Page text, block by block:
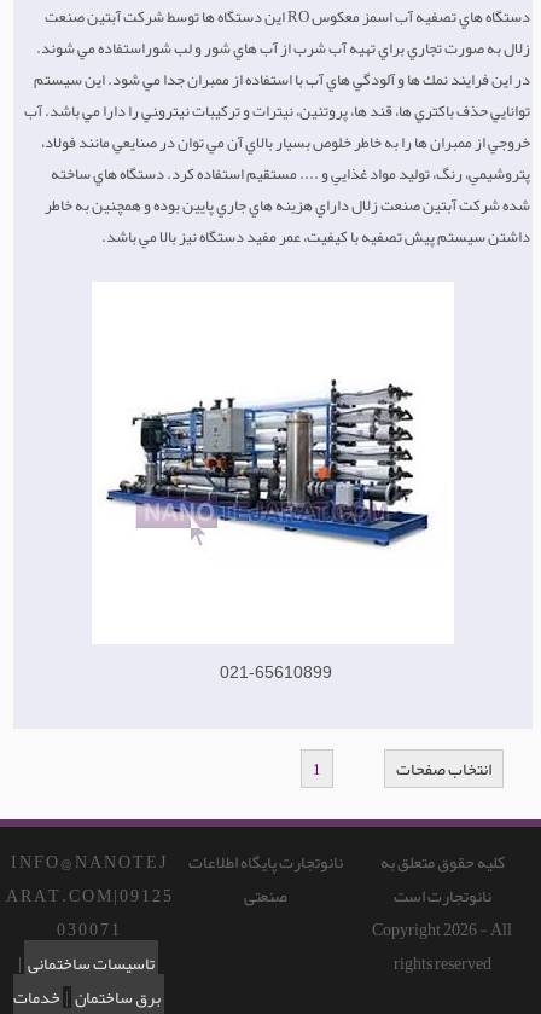
دستگاه هاي تصفيه آب اسمز معكوس RO اين دستگاه ها توسط شركت آبتین صنعت
زلال به صورت تجاري براي تهيه آب شرب از آب هاي شور و لب شوراستفاده مي شوند.
در اين فرايند نمك ها و آلودگي هاي آب با استفاده از ممبران جدا مي شود. اين سيستم
توانايي حذف باكتري ها، قند ها، پروتئين، نيترات و تركيبات نيترو‍ني را دارا مي باشد. آب
خروجي از ممبران ها را به خاطر خلوص بسيار بالاي آن مي توان در صنايعي مانند فولاد،
پتروشيمي، رنگ، توليد مواد غذايي و .... مستقيم استفاده كرد. دستگاه هاي ساخته
شده شركت آبتین صنعت زلال داراي هزينه هاي جاري پايين بوده و همچنين به خاطر
داشتن سيستم پيش تصفيه با كيفيت، عمر مفيد دستگاه نيز بالا مي باشد.
021-65610899
انتخاب صفحات 1
I N F O @ N A N O T E J
A R A T . C O M | 0 9 1 2 5
0 3 0 0 7 1
تاسیسات ساختمانی |
برق ساختمان|خدمات
نانوتجارت پایگاه اطلاعات
صنعتی
کلیه حقوق متعلق به
نانوتجارت است
Copyright 2026 - All
rights reserved